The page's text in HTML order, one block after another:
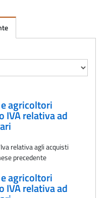
agricoltori
IVA relativa ad
relativa agli acquisti
precedente
agricoltori
IVA relativa ad